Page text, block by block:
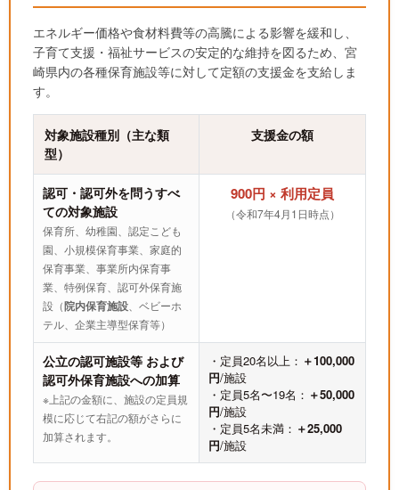
エネルギー価格や食材料費等の高騰による影響を緩和し、
子育て支援・福祉サービスの安定的な維持を図るため、宮
崎県内の各種保育施設等に対して定額の支援金を支給しま
す。
対象施設種別（主な類
型）
支援金の額
認可・認可外を問うすべ
ての対象施設
保育所、幼稚園、認定こども
園、小規模保育事業、家庭的
保育事業、事業所内保育事
業、特例保育、認可外保育施
設（院内保育施設 、ベビーホ
テル、企業主導型保育等）
900円 × 利用定員
（令和7年4月1日時点）
公立の認可施設等 および
認可外保育施設への加算
※上記の金額に、施設の定員規
模に応じて右記の額がさらに
加算されます。
・定員20名以上： ＋100,000
円/施設
・定員5名〜19名： ＋50,000
円/施設
・定員5名未満： ＋25,000
円/施設